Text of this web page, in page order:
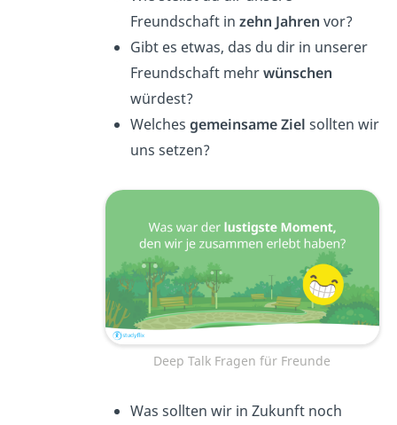
Freundschaft in zehn Jahren vor?
Gibt es etwas, das du dir in unserer
Freundschaft mehrwünschen
würdest?
Welches gemeinsame Ziel sollten wir
uns setzen?
Deep Talk Fragen für Freunde
Was sollten wir in Zukunft noch